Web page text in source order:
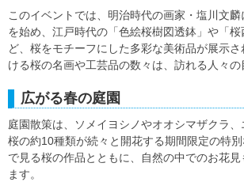
このイベントでは、明治時代の画家・塩川文麟
を始め、江戸時代の「色絵桜樹図透鉢」や「
ど、桜をモチーフにした多彩な美術品が展示
ける桜の名画や工芸品の数々は、訪れる人々の
広がる春の庭園
庭園散策は、ソメイヨシノやオオシマザクラ
桜の約10種類が続々と開花する期間限定の特
で見る桜の作品とともに、自然の中でのお花見
ます。